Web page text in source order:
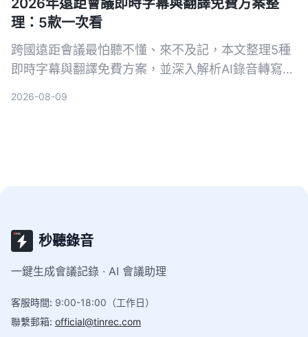
2026年遠距會議即時字幕與翻譯免費方案整
理：5款一次看
跨國遠距會議最怕聽不懂、來不及記，本文整理5種
即時字幕與翻譯免費方案，並深入解析AI錄音轉寫工
2026-08-09
秒聽錄音
一鍵生成會議記錄 · AI 會議助理
客服時間: 9:00-18:00（工作日）
聯繫郵箱: official@tinrec.com